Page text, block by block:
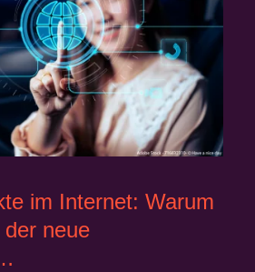
im Internet: Warum
neue